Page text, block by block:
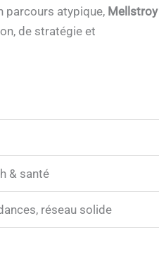
parcours atypique, Mellstroy
de stratégie et
& santé
réseau solide